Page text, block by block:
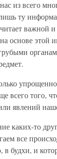
из всего
ту
важной
основе этой
всего того,
явлений
каких-то
все
будхи, и